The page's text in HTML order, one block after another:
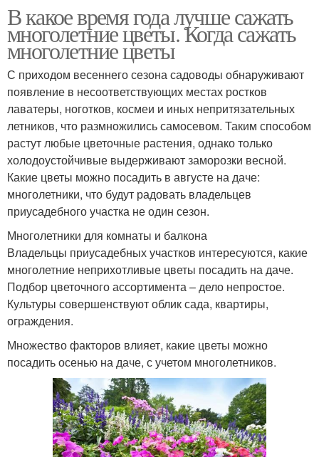
В какое время года лучше сажать
многолетние цветы. Когда сажать
многолетние цветы
С приходом весеннего сезона садоводы обнаруживают
появление в несоответствующих местах ростков
лаватеры, ноготков, космеи и иных непритязательных
летников, что размножились самосевом. Таким способом
растут любые цветочные растения, однако только
холодоустойчивые выдерживают заморозки весной.
Какие цветы можно посадить в августе на даче:
многолетники, что будут радовать владельцев
приусадебного участка не один сезон.
Многолетники для комнаты и балкона
Владельцы приусадебных участков интересуются, какие
многолетние неприхотливые цветы посадить на даче.
Подбор цветочного ассортимента – дело непростое.
Культуры совершенствуют облик сада, квартиры,
ограждения.
Множество факторов влияет, какие цветы можно
посадить осенью на даче, с учетом многолетников.